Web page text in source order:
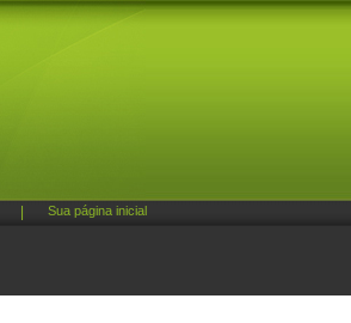
Sua página inicial